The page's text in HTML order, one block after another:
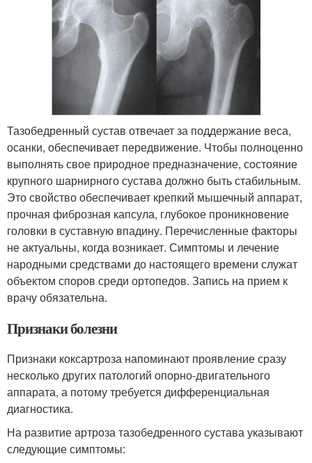
Тазобедренный сустав отвечает за поддержание веса,
осанки, обеспечивает передвижение. Чтобы полноценно
выполнять свое природное предназначение, состояние
крупного шарнирного сустава должно быть стабильным.
Это свойство обеспечивает крепкий мышечный аппарат,
прочная фиброзная капсула, глубокое проникновение
головки в суставную впадину. Перечисленные факторы
не актуальны, когда возникает. Симптомы и лечение
народными средствами до настоящего времени служат
объектом споров среди ортопедов. Запись на прием к
врачу обязательна.
Признаки болезни
Признаки коксартроза напоминают проявление сразу
несколько других патологий опорно-двигательного
аппарата, а потому требуется дифференциальная
диагностика.
На развитие артроза тазобедренного сустава указывают
следующие симптомы: